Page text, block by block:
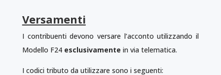
Versamenti
I contribuenti devono versare l’acconto utilizzando il
Modello F24 esclusivamente in via telematica.
I codici tributo da utilizzare sono i seguenti: